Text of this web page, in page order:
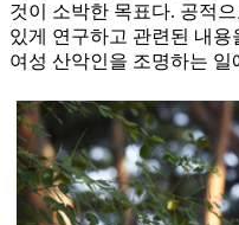
것이 소박한 목표다. 공적
있게 연구하고 관련된 내
여성 산악인을 조명하는 일